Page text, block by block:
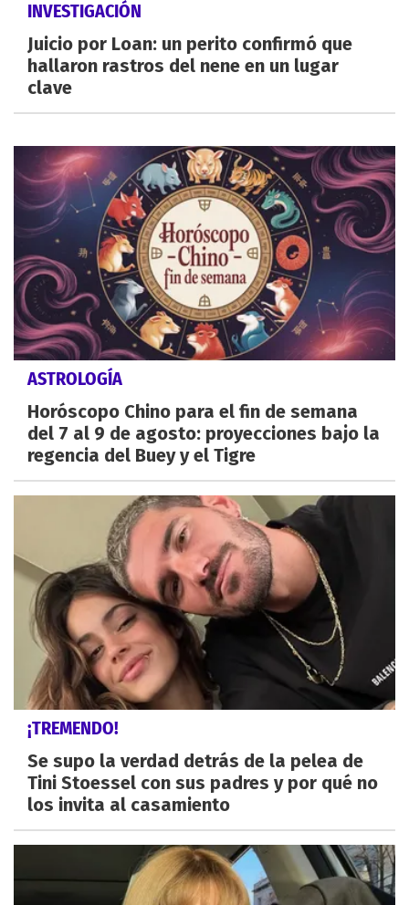
INVESTIGACIÓN
Juicio por Loan: un perito confirmó que
hallaron rastros del nene en un lugar
clave
ASTROLOGÍA
Horóscopo Chino para el fin de semana
del 7 al 9 de agosto: proyecciones bajo la
regencia del Buey y el Tigre
¡TREMENDO!
Se supo la verdad detrás de la pelea de
Tini Stoessel con sus padres y por qué no
los invita al casamiento